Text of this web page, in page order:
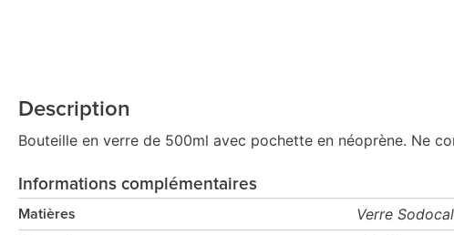
Description
Bouteille en verre de 500ml avec pochette en néoprène. Ne
Informations complémentaires
Matières Verre